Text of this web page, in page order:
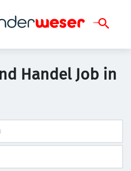
Handel Job in